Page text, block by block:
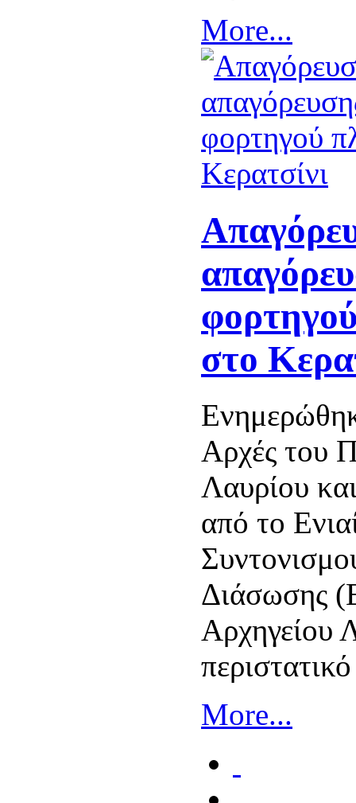
More...
στο
Αρχές του
Λαυρίου
από το
Διάσωσης
More...